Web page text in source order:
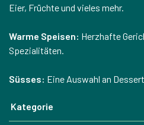
Eier, Früchte und vieles mehr.
Warme Speisen: Herzhafte
Spezialitäten.
Süsses: Eine Auswahl an
Kategorie